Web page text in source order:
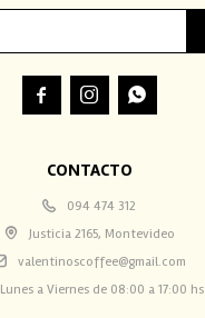
CONTACTO
094 474 312
Justicia 2165, Montevideo
valentinoscoffee@gmail.com
Lunes a Viernes de 08:00 a 17:00 hs
  